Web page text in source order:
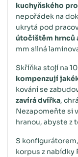
kuchyňského
nepořádek na
ukrytá pod
útočištěm hrnců
mm silná
Skříňka stojí na
kompenzují
kování se
zavírá dvířka,
Nezapomeňte si
hranou, abyste z
S
korpus z nabídky